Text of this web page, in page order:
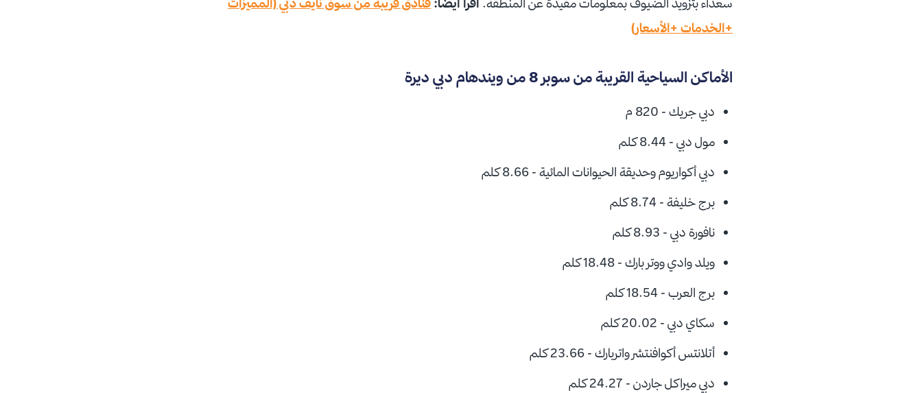
+الخدمات +الأسعار)
الأماكن السياحية القريبة من سوبر 8 من ويندهام دبي ديرة
دبي جريك - 820 م
مول دبي - 8.44 كلم
دبي أكواريوم وحديقة الحيوانات المائية - 8.66 كلم
برج خليفة - 8.74 كلم
نافورة دبي - 8.93 كلم
ويلد وادي ووتر بارك - 18.48 كلم
برج العرب - 18.54 كلم
سكاي دبي - 20.02 كلم
أتلانتس أكوافنتشر واتربارك - 23.66 كلم
دبي ميراكل جاردن - 24.27 كلم